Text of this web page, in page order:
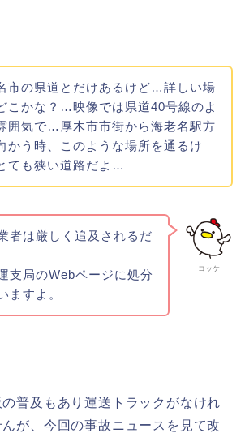
市の県道とだけあるけど…詳しい場
こかな？…映像では県道40号線のよ
囲気で…厚木市市街から海老名駅方
かう時、このような場所を通るけ
ても狭い道路だよ…
コッケ
者は厳しく追及されるだ
支局のWebページに処分
ますよ。
普及もあり運送トラックがなけれ
が、今回の事故ニュースを見て改